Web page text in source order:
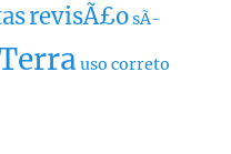
revisÃ£osÃ­
uso correto